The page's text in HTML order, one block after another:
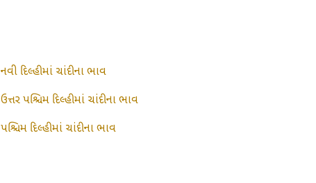
નવી દિલ્હીમાં ચાંદીના ભાવ
ઉત્તર પશ્ચિમ દિલ્હીમાં ચાંદીના ભાવ
પશ્ચિમ દિલ્હીમાં ચાંદીના ભાવ